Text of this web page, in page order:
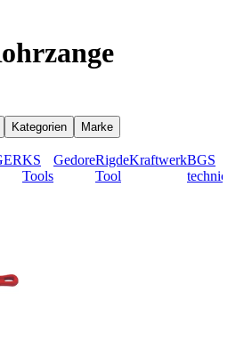
Kategorien Marke
KS
Tools
GedoreRigde
Tool
KraftwerkBGS
technic